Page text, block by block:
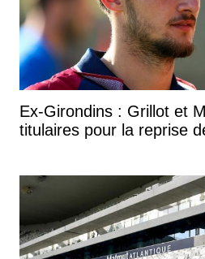
Ex-Girondins : Grillot et
titulaires pour la reprise